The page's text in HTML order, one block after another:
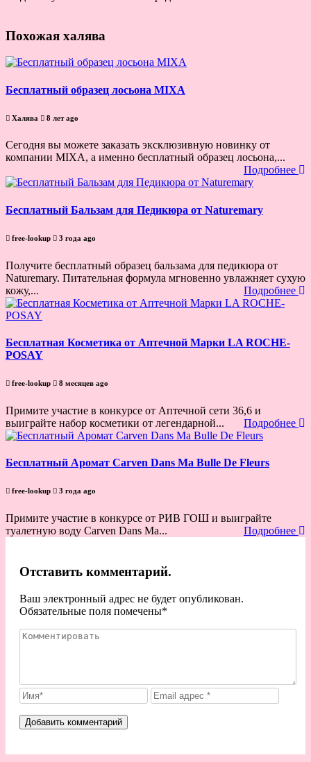
Похожая халява
Бесплатный образец лосьона MIXA
Халява 8 лет ago
Сегодня вы можете заказать эксклюзивную новинку от
компании MIXA, а именно бесплатный образец лосьона,...
Подробнее
Бесплатный Бальзам для Педикюра от Naturemary
free-lookup 3 года ago
Получите бесплатный образец бальзама для педикюра от
Naturemary. Питательная формула мгновенно увлажняет сухую
кожу,...
Подробнее
Бесплатная Косметика от Аптечной Марки LA ROCHE-
POSAY
free-lookup 8 месяцев ago
Примите участие в конкурсе от Аптечной сети 36,6 и
выиграйте набор косметики от легендарной...
Подробнее
Бесплатный Аромат Carven Dans Ma Bulle De Fleurs
free-lookup 3 года ago
Примите участие в конкурсе от РИВ ГОШ и выиграйте
туалетную воду Carven Dans Ma...
Подробнее
Отставить комментарий.
Ваш электронный адрес не будет опубликован.
Обязательные поля помечены*